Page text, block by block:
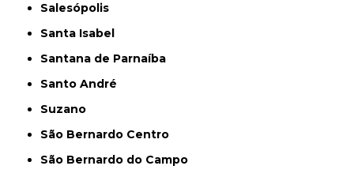
Salesópolis
Santa Isabel
Santana de Parnaíba
Santo André
Suzano
São Bernardo Centro
São Bernardo do Campo